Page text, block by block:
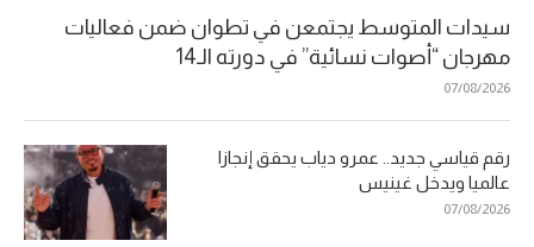
سيدات المتوسط يجتمعن في تطوان ضمن فعاليات
مهرجان “أصوات نسائية” في دورته الـ14
07/08/2026
رقم قياسي جديد.. عمرو دياب يحقق إنجازا
عالميا ويدخل غينيس
07/08/2026